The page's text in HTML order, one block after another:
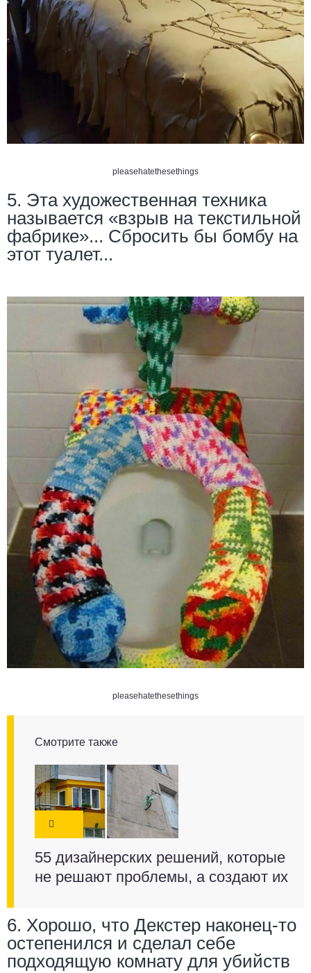
pleasehatethesethings
5. Эта художественная техника
называется «взрыв на текстильной
фабрике»... Сбросить бы бомбу на
этот туалет...
pleasehatethesethings
Смотрите также
55 дизайнерских решений, которые
не решают проблемы, а создают их
6. Хорошо, что Декстер наконец-то
остепенился и сделал себе
подходящую комнату для убийств